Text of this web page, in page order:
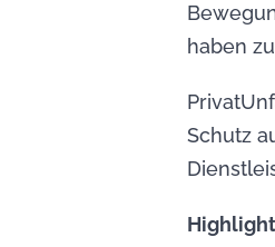
haben
Schutz